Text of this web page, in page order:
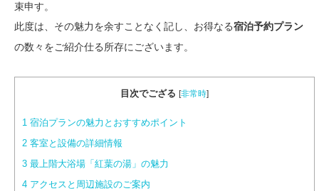
束申す。
此度は、その魅力を余すことなく記し、お得なる宿泊予約プラン
の数々をご紹介仕る所存にございます。
目次でござる [非常時]
1 宿泊プランの魅力とおすすめポイント
2 客室と設備の詳細情報
3 最上階大浴場「紅葉の湯」の魅力
4 アクセスと周辺施設のご案内